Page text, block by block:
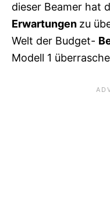
dieser Beamer hat
Erwartungen zu
Welt der Budget-
Modell 1